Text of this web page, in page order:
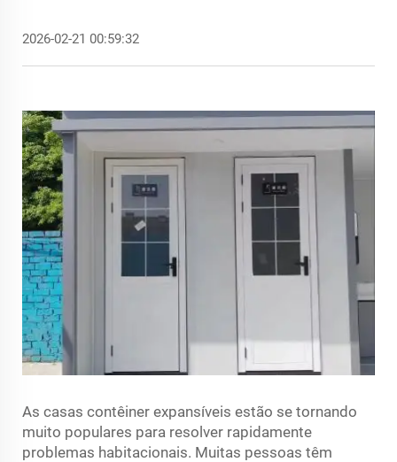
2026-02-21 00:59:32
As casas contêiner expansíveis estão se tornando
muito populares para resolver rapidamente
problemas habitacionais. Muitas pessoas têm